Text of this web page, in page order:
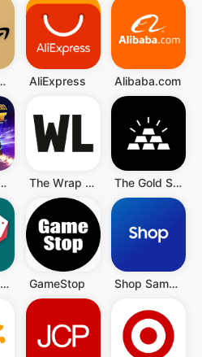
AliExpress Alibaba.com
Future™ The Wrap Life The Gold Supply
OfferUp: Buy. Sell. Letgo. GameStop Shop Samsung